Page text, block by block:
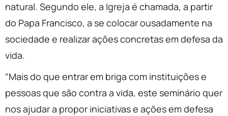
natural. Segundo ele, a Igreja é chamada, a partir
do Papa Francisco, a se colocar ousadamente na
sociedade e realizar ações concretas em defesa da
vida.
“Mais do que entrar em briga com instituições e
pessoas que são contra a vida, este seminário quer
nos ajudar a propor iniciativas e ações em defesa